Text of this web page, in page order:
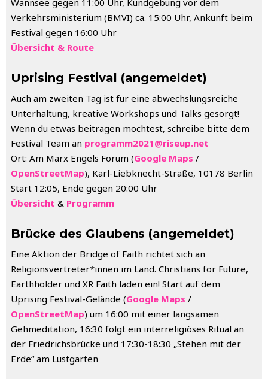
Verkehrsministerium (BMVI) ca. 15:00 Uhr, Ankunft beim
Festival gegen 16:00 Uhr
Übersicht & Route
Uprising Festival (angemeldet)
Auch am zweiten Tag ist für eine abwechslungsreiche
Unterhaltung, kreative Workshops und Talks gesorgt!
Wenn du etwas beitragen möchtest, schreibe bitte dem
Festival Team an programm2021@riseup.net
Ort: Am Marx Engels Forum (Google Maps /
OpenStreetMap), Karl-Liebknecht-Straße, 10178 Berlin
Start 12:05, Ende gegen 20:00 Uhr
Übersicht & Programm
Brücke des Glaubens (angemeldet)
Eine Aktion der Bridge of Faith richtet sich an
Religionsvertreter*innen im Land. Christians for Future,
Earthholder und XR Faith laden ein! Start auf dem
Uprising Festival-Gelände (Google Maps /
OpenStreetMap) um 16:00 mit einer langsamen
Gehmeditation, 16:30 folgt ein interreligiöses Ritual an
der Friedrichsbrücke und 17:30-18:30 „Stehen mit der
Erde“ am Lustgarten